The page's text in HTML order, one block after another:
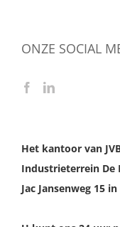
ONZE SOCIAL
Het kantoor van
Industrieterrein De
Jac Jansenweg 15